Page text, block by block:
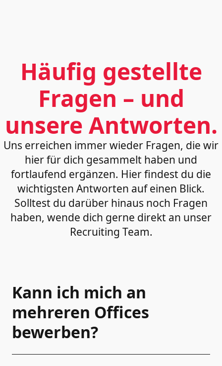
Häufig gestellte
Fragen – und
unsere Antworten.
Uns erreichen immer wieder Fragen, die wir
hier für dich gesammelt haben und
fortlaufend ergänzen. Hier findest du die
wichtigsten Antworten auf einen Blick.
Solltest du darüber hinaus noch Fragen
haben, wende dich gerne direkt an unser
Recruiting Team.
Kann ich mich an
mehreren Offices
bewerben?